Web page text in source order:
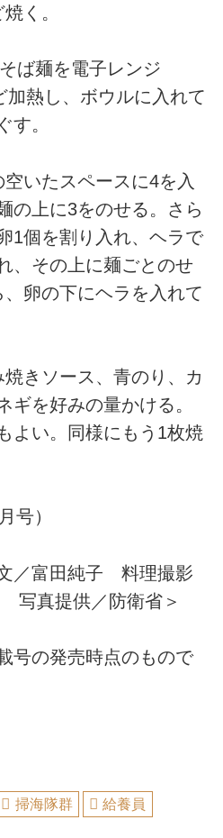
く。
ば麺を電子レンジ
加熱し、ボウルに入れて
す。
いたスペースに4を入
の上に3をのせる。さら
1個を割り入れ、ヘラで
、その上に麺ごとのせ
卵の下にヘラを入れて
きソース、青のり、カ
ギを好みの量かける。
よい。同様にもう1枚焼
号）
／富田純子 料理撮影
写真提供／防衛省＞
号の発売時点のもので
掃海隊群 給養員